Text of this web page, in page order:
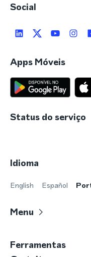
Social
Apps Móveis
Status do serviço
Idioma
English Español
Menu
Ferramentas